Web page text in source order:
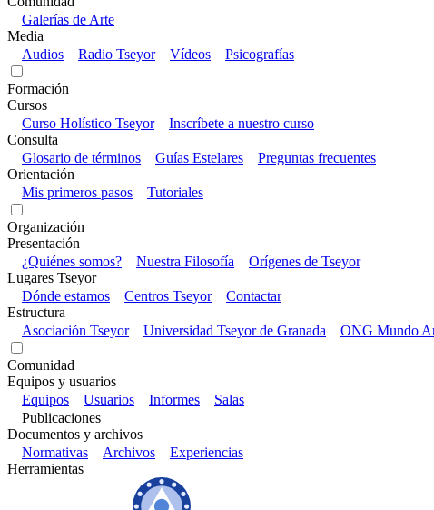
Galerías de Arte
Media
Audios
Radio Tseyor Vídeos Psicografías
Formación
Cursos
Curso Holístico Tseyor
Inscríbete a nuestro curso
Consulta
Glosario de términos
Guías Estelares
Preguntas frecuentes
Orientación
Mis primeros pasos
Tutoriales
Organización
Presentación
¿Quiénes somos?
Nuestra Filosofía
Orígenes de Tseyor
Lugares Tseyor
Dónde estamos
Centros Tseyor
Contactar
Estructura
Asociación Tseyor
Universidad Tseyor de Granada ONG Mundo
Comunidad
Equipos y usuarios
Equipos
Usuarios Informes
Salas
Publicaciones
Documentos y archivos
Normativas
Archivos
Experiencias
Herramientas